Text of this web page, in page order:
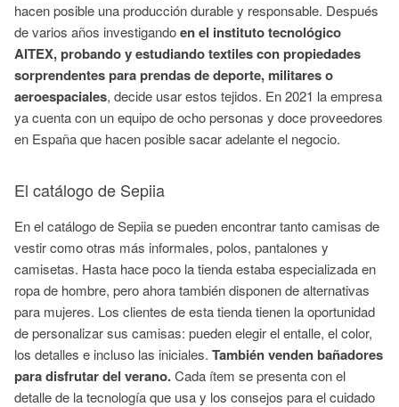
hacen posible una producción durable y responsable. Después
de varios años investigandoen el instituto tecnológico
AITEX, probando y estudiando textiles con propiedades
sorprendentes para prendas de deporte, militares o
aeroespaciales, decide usar estos tejidos. En 2021 la empresa
ya cuenta con un equipo de ocho personas y doce proveedores
en España que hacen posible sacar adelante el negocio.
El catálogo de Sepiia
En el catálogo de Sepiia se pueden encontrar tanto camisas de
vestir como otras más informales, polos, pantalones y
camisetas. Hasta hace poco la tienda estaba especializada en
ropa de hombre, pero ahora también disponen de alternativas
para mujeres. Los clientes de esta tienda tienen la oportunidad
de personalizar sus camisas: pueden elegir el entalle, el color,
los detalles e incluso las iniciales. También venden bañadores
para disfrutar del verano.Cada ítem se presenta con el
detalle de la tecnología que usa y los consejos para el cuidado